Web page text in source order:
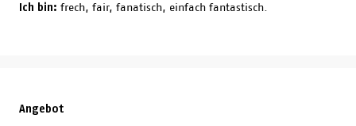
Ich bin: frech, fair, fanatisch, einfach fantastisch.
Angebot